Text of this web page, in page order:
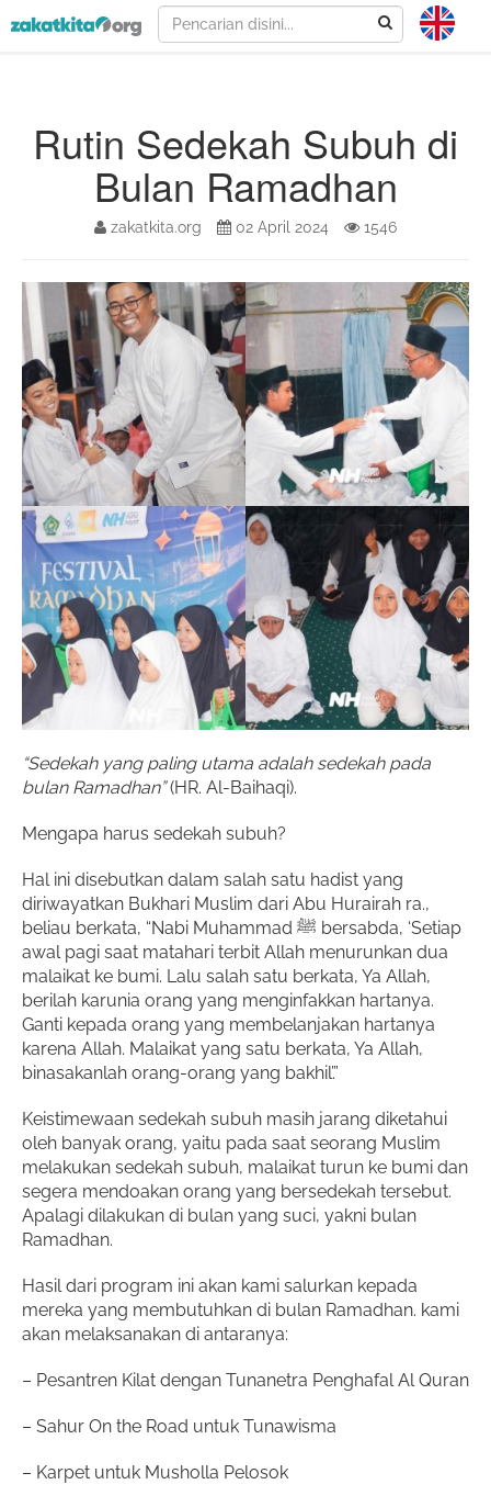
Rutin Sedekah Subuh di
Bulan Ramadhan
zakatkita.org 02 April 2024 1546
“Sedekah yang paling utama adalah sedekah pada
bulan Ramadhan”(HR. Al-Baihaqi).
Mengapa harus sedekah subuh?
Hal ini disebutkan dalam salah satu hadist yang
diriwayatkan Bukhari Muslim dari Abu Hurairah ra.,
beliau berkata, “Nabi Muhammad ﷺ bersabda, ‘Setiap
awal pagi saat matahari terbit Allah menurunkan dua
malaikat ke bumi. Lalu salah satu berkata, Ya Allah,
berilah karunia orang yang menginfakkan hartanya.
Ganti kepada orang yang membelanjakan hartanya
karena Allah. Malaikat yang satu berkata, Ya Allah,
binasakanlah orang-orang yang bakhil’.”
Keistimewaan sedekah subuh masih jarang diketahui
oleh banyak orang, yaitu pada saat seorang Muslim
melakukan sedekah subuh, malaikat turun ke bumi dan
segera mendoakan orang yang bersedekah tersebut.
Apalagi dilakukan di bulan yang suci, yakni bulan
Ramadhan.
Hasil dari program ini akan kami salurkan kepada
mereka yang membutuhkan di bulan Ramadhan. kami
akan melaksanakan di antaranya:
– Pesantren Kilat dengan Tunanetra Penghafal Al Quran
– Sahur On the Road untuk Tunawisma
– Karpet untuk Musholla Pelosok